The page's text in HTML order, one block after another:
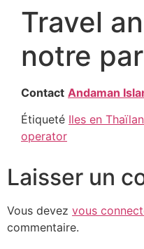
Travel
notre
Contact Andaman
Étiqueté Iles en
operator
Laisser un
Vous devez vous
commentaire.